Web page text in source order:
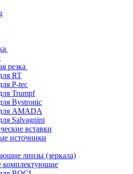
резка
RT
P-tec
Trumpf
Bystronic
AMADA
Salvagnini
вставки
источники
линзы (зеркала)
комплектующие